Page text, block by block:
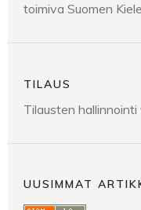
toimiva Suomen
TILAUS
Tilausten hallinnointi
UUSIMMAT